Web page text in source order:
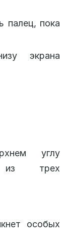
палец, пока
экрана
углу
из трех
особых